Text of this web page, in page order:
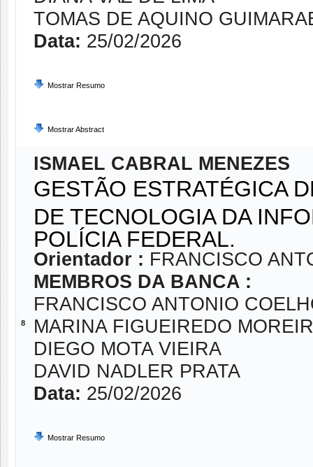
TOMAS DE AQUINO
Data: 25/02/2026
Mostrar Resumo
Mostrar Abstract
8
ISMAEL CABRAL MENEZES
GESTÃO ESTRATÉGICA
DE TECNOLOGIA DA
POLÍCIA FEDERAL.
Orientador : FRANCISCO
MEMBROS DA BANCA :
FRANCISCO ANTONIO
MARINA FIGUEIREDO
DIEGO MOTA VIEIRA
DAVID NADLER PRATA
Data: 25/02/2026
Mostrar Resumo